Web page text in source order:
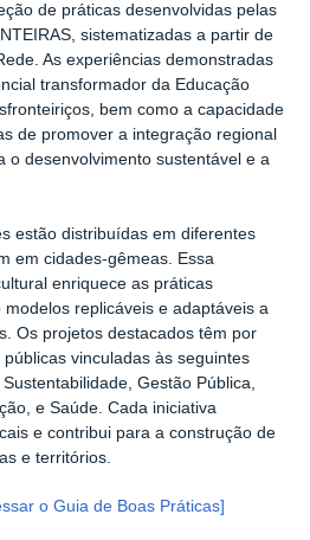
de práticas desenvolvidas pelas
sistematizadas a partir de
As experiências demonstradas
transformador da Educação
bem como a capacidade
de promover a integração regional
o desenvolvimento sustentável e a
estão distribuídas em diferentes
em cidades-gêmeas. Essa
enriquece as práticas
replicáveis e adaptáveis a
Os projetos destacados têm por
vinculadas às seguintes
Gestão Pública,
e Saúde. Cada iniciativa
e contribui para a construção de
e territórios.
o Guia de Boas Práticas]